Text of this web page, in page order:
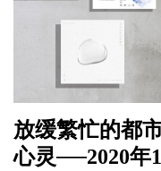
放缓繁忙的都
心灵──2020年